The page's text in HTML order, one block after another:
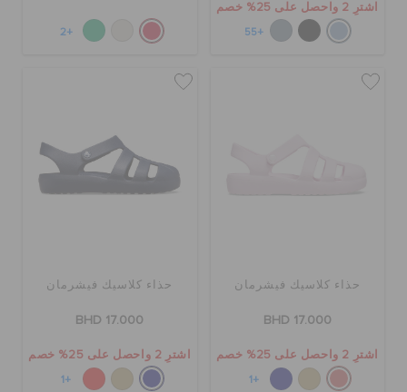
تسجيل الدخول / اشتراك
تحديد موقع المتجر
الطلبيات المرتجعة
خدمة العملاء
اشترِ 2 واحصل على 25% خصم
+55
+2
حذاء كلاسيك فيشرمان
BHD 17.000
اشترِ 2 واحصل على 25% خصم
+1
حذاء كلاسيك فيشرمان
BHD 17.000
اشترِ 2 واحصل على 25% خصم
+1